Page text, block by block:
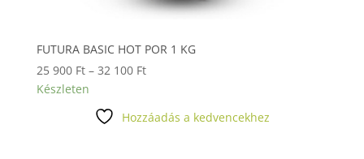
FUTURA BASIC HOT POR 1 KG
25 900 Ft – 32 100 FtÁrtartomány:
-
Készleten
Hozzáadás a kedvencekhez